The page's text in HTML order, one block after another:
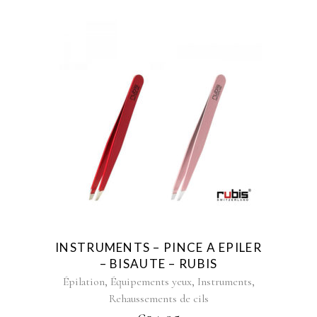
INSTRUMENTS – PINCE A EPILER
– BISAUTE – RUBIS
Épilation, Équipements yeux, Instruments,
Rehaussements de cils